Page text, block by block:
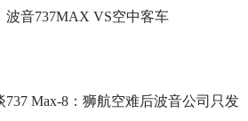
波音737MAX VS空中客车
Max-8：狮航空难后波音公司只发